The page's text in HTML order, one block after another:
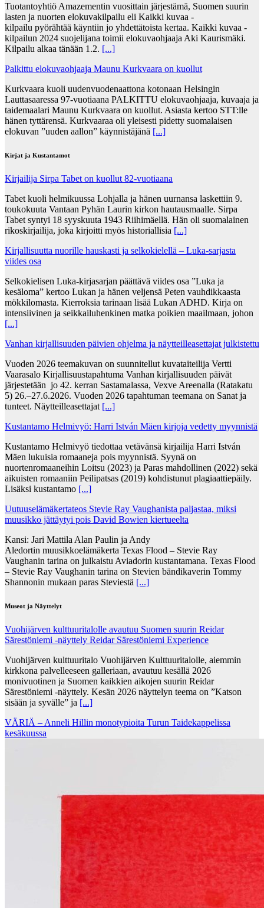
Tuotantoyhtiö Amazementin vuosittain järjestämä, Suomen suurin
lasten ja nuorten elokuvakilpailu eli Kaikki kuvaa -
kilpailu pyörähtää käyntiin jo yhdettätoista kertaa. Kaikki kuvaa -
kilpailun 2024 suojelijana toimii elokuvaohjaaja Aki Kaurismäki.
Kilpailu alkaa tänään 1.2. [...]
Palkittu elokuvaohjaaja Maunu Kurkvaara on kuollut
Kurkvaara kuoli uudenvuodenaattona kotonaan Helsingin
Lauttasaaressa 97-vuotiaana PALKITTU elokuvaohjaaja, kuvaaja ja
taidemaalari Maunu Kurkvaara on kuollut. Asiasta kertoo STT:lle
hänen tyttärensä. Kurkvaaraa oli yleisesti pidetty suomalaisen
elokuvan ”uuden aallon” käynnistäjänä [...]
Kirjat ja Kustantamot
Kirjailija Sirpa Tabet on kuollut 82-vuotiaana
Tabet kuoli helmikuussa Lohjalla ja hänen uurnansa laskettiin 9.
toukokuuta Vantaan Pyhän Laurin kirkon hautausmaalle. Sirpa
Tabet syntyi 18 syyskuuta 1943 Riihimäellä. Hän oli suomalainen
rikoskirjailija, joka kirjoitti myös historiallisia [...]
Kirjallisuutta nuorille hauskasti ja selkokielellä – Luka-sarjasta
viides osa
Selkokielisen Luka-kirjasarjan päättävä viides osa ”Luka ja
kesäloma” kertoo Lukan ja hänen veljensä Peten vauhdikkaasta
mökkilomasta. Kierroksia tarinaan lisää Lukan ADHD. Kirja on
intensiivinen ja seikkailuhenkinen matka poikien maailmaan, johon
[...]
Vanhan kirjallisuuden päivien ohjelma ja näytteilleasettajat julkistettu
Vuoden 2026 teemakuvan on suunnitellut kuvataiteilija Vertti
Vaarasalo Kirjallisuustapahtuma Vanhan kirjallisuuden päivät
järjestetään jo 42. kerran Sastamalassa, Vexve Areenalla (Ratakatu
5) 26.–27.6.2026. Vuoden 2026 tapahtuman teemana on Sanat ja
tunteet. Näytteilleasettajat [...]
Kustantamo Helmivyö: Harri István Mäen kirjoja vedetty myynnistä
Kustantamo Helmivyö tiedottaa vetävänsä kirjailija Harri István
Mäen lukuisia romaaneja pois myynnistä. Syynä on
nuortenromaaneihin Loitsu (2023) ja Paras mahdollinen (2022) sekä
aikuisten romaaniin Peilipatsas (2019) kohdistunut plagiaattiepäily.
Lisäksi kustantamo [...]
Uutuuselämäkertateos Stevie Ray Vaughanista paljastaa, miksi
muusikko jättäytyi pois David Bowien kiertueelta
Kansi: Jari Mattila Alan Paulin ja Andy
Aledortin muusikkoelämäkerta Texas Flood – Stevie Ray
Vaughanin tarina on julkaistu Aviadorin kustantamana. Texas Flood
– Stevie Ray Vaughanin tarina on Stevien bändikaverin Tommy
Shannonin mukaan paras Steviestä [...]
Museot ja Näyttelyt
Vuohijärven kulttuuritalolle avautuu Suomen suurin Reidar
Särestöniemi -näyttely Reidar Särestöniemi Experience
Vuohijärven kulttuuritalo Vuohijärven Kulttuuritalolle, aiemmin
kirkkona palvelleeseen galleriaan, avautuu kesällä 2026
monivuotinen ja Suomen kaikkien aikojen suurin Reidar
Särestöniemi -näyttely. Kesän 2026 näyttelyn teema on ”Katson
sisään ja syvälle” ja [...]
VÄRIÄ – Anneli Hillin monotypioita Turun Taidekappelissa
kesäkuussa